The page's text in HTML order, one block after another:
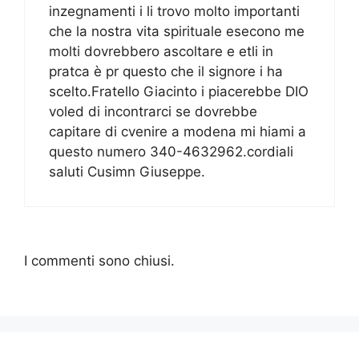
inzegnamenti i li trovo molto importanti
che la nostra vita spirituale esecono me
molti dovrebbero ascoltare e etli in
pratca è pr questo che il signore i ha
scelto.Fratello Giacinto i piacerebbe DIO
voled di incontrarci se dovrebbe
capitare di cvenire a modena mi hiami a
questo numero 340-4632962.cordiali
saluti Cusimn Giuseppe.
I commenti sono chiusi.